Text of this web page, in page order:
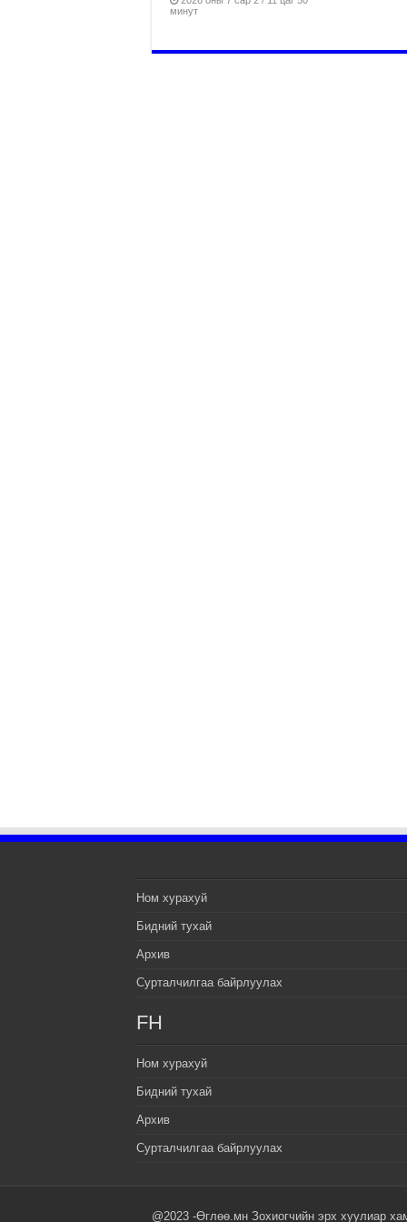
минут
Ном хурахуй
Бидний тухай
Архив
Сурталчилгаа байрлуулах
FH
Ном хурахуй
Бидний тухай
Архив
Сурталчилгаа байрлуулах
@2023 -Өглөө.мн Зохиогчийн эрх хуулиар